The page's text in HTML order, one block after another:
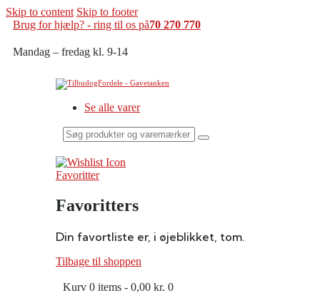
Skip to content Skip to footer
Brug for hjælp? - ring til os på70 270 770
Mandag – fredag kl. 9-14
Se alle varer
Søg
produkter
og
varemærker
her
Favoritter
Favoritters
Din favortliste er, i øjeblikket, tom.
Tilbage til shoppen
Kurv 0 items - 0,00 kr. 0